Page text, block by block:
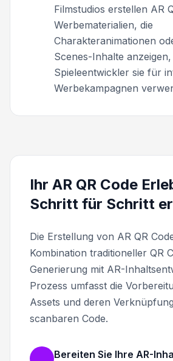
Filmstudios erstellen AR
Werbematerialien, die
Charakteranimationen
Scenes-Inhalte
Spieleentwickler sie für
Werbekampagnen
Ihr AR QR Code
Schritt für Schritt
Die Erstellung von AR QR
Kombination traditioneller QR
Generierung mit AR-
Prozess umfasst die
Assets und deren
scanbaren Code.
Bereiten Sie Ihre AR-